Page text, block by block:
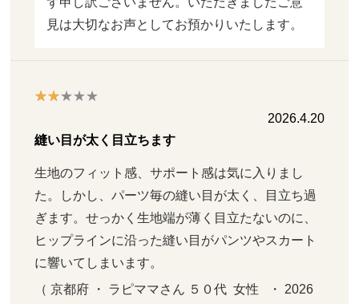
見は大切なお声としてお預かりいたします。
2026.4.20
縫い目が太く目立ちます
生地のフィット感、サポート感は気に入りまし
た。しかし、パーツ毎の縫い目が太く、目立ち過
ぎます。せっかく生地端が薄く目立たないのに、
ヒップラインに沿った縫い目がパンツやスカート
に響いてしまいます。
（ 京都府 ・ ラピママさん ５０代  女性   ・ 2026